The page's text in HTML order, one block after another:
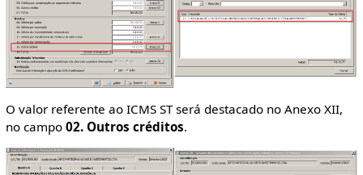
O valor referente ao ICMS ST será destacado no Anexo XII,
no campo 02. Outros créditos.